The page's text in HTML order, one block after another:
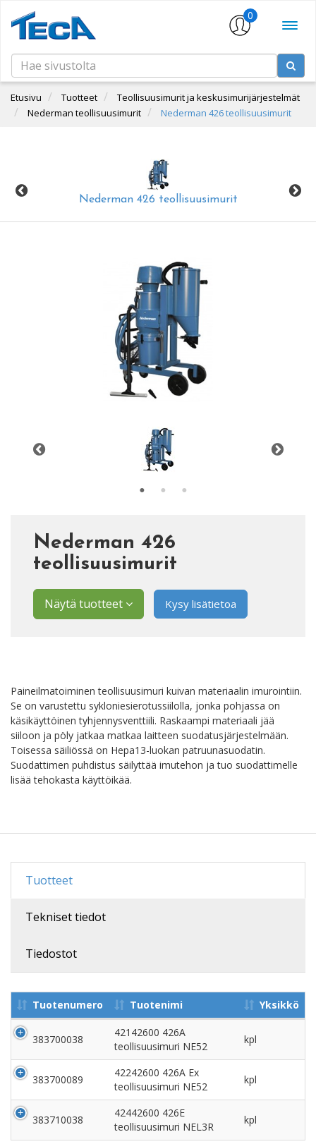
0
Etusivu Tuotteet
Teollisuusimurit ja keskusimurijärjestelmät
Nederman teollisuusimurit
Nederman 426 teollisuusimurit
Nederman 426 teollisuusimurit
Nederman 426
teollisuusimurit
Näytä tuotteet Kysy lisätietoa
Paineilmatoiminen teollisuusimuri kuivan materiaalin imurointiin.
Se on varustettu sykloniesierotussiilolla, jonka pohjassa on
käsikäyttöinen tyhjennysventtiili. Raskaampi materiaali jää
siiloon ja pöly jatkaa matkaa laitteen suodatusjärjestelmään.
Toisessa säiliössä on Hepa13-luokan patruunasuodatin.
Suodattimen puhdistus säilyttää imutehon ja tuo suodattimelle
lisää tehokasta käyttöikää.
Tuotteet
Tekniset tiedot
Tiedostot
Tuotenumero Tuotenimi Yksikkö
383700038
42142600 426A
teollisuusimuri NE52
kpl
383700089
42242600 426A Ex
teollisuusimuri NE52
kpl
383710038
42442600 426E
teollisuusimuri NEL3R
kpl